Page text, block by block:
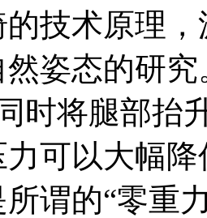
技术原理
姿态的研
时将腿部抬
可以大幅
谓的“零重